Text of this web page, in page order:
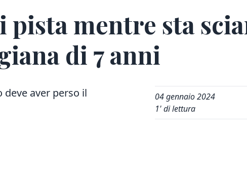
pista mentre sta
di 7 anni
deve aver perso il
04 gennaio 2024
1' di lettura